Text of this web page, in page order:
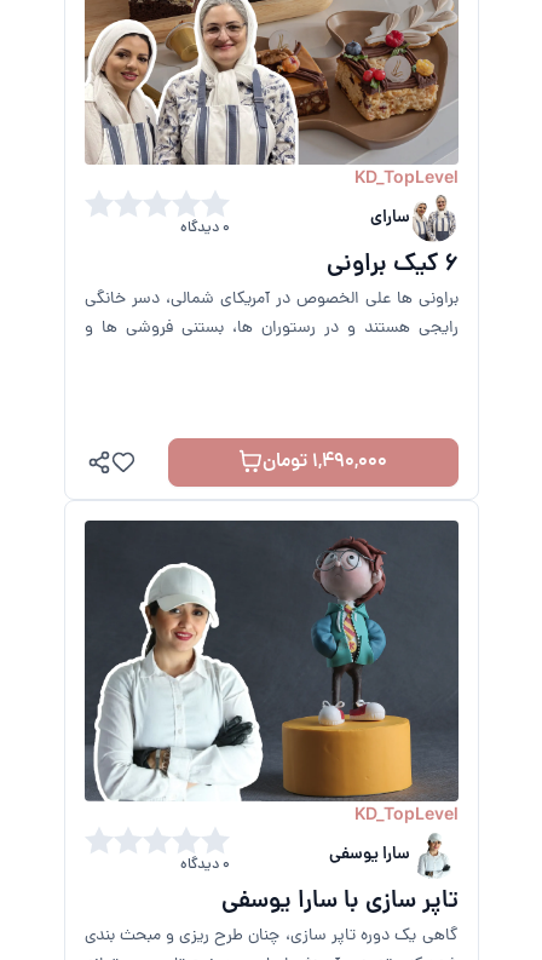
KD_TopLevel
سارای 0 دیدگاه
6 کیک براونی
براونی ها علی الخصوص در آمریکای شمالی، دسر خانگی
رایجی هستند و در رستوران ها، بستنی فروشی ها و
1,490,000 تومان
KD_TopLevel
سارا یوسفی 0 دیدگاه
تاپر سازی با سارا یوسفی
گاهی یک دوره تاپر سازی، چنان طرح ریزی و مبحث بندی